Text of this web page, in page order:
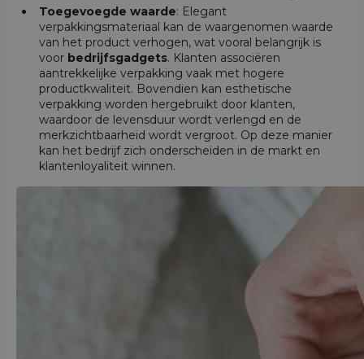
Toegevoegde waarde: Elegant
verpakkingsmateriaal kan de waargenomen waarde
van het product verhogen, wat vooral belangrijk is
voor bedrijfsgadgets. Klanten associëren
aantrekkelijke verpakking vaak met hogere
productkwaliteit. Bovendien kan esthetische
verpakking worden hergebruikt door klanten,
waardoor de levensduur wordt verlengd en de
merkzichtbaarheid wordt vergroot. Op deze manier
kan het bedrijf zich onderscheiden in de markt en
klantenloyaliteit winnen.